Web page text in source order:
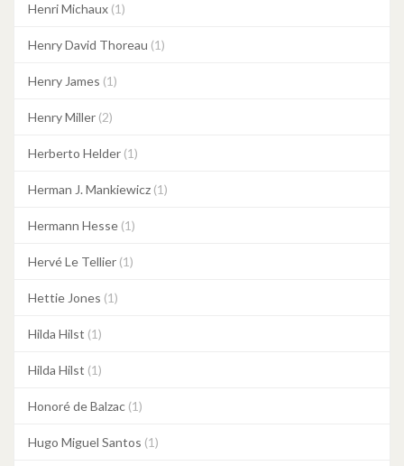
Henri Michaux (1)
Henry David Thoreau (1)
Henry James (1)
Henry Miller (2)
Herberto Helder (1)
Herman J. Mankiewicz (1)
Hermann Hesse (1)
Hervé Le Tellier (1)
Hettie Jones (1)
Hilda Hilst (1)
Hilda Hilst (1)
Honoré de Balzac (1)
Hugo Miguel Santos (1)